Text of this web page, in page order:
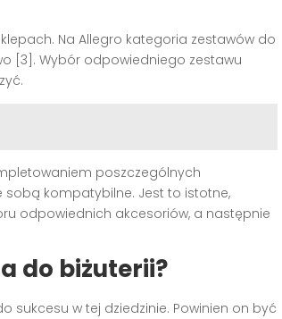
Na Allegro kategoria zestawów do
[3]. Wybór odpowiedniego zestawu
poszczególnych
sobą kompatybilne. Jest to istotne,
odpowiednich akcesoriów, a następnie
do biżuterii?
sukcesu w tej dziedzinie. Powinien on być